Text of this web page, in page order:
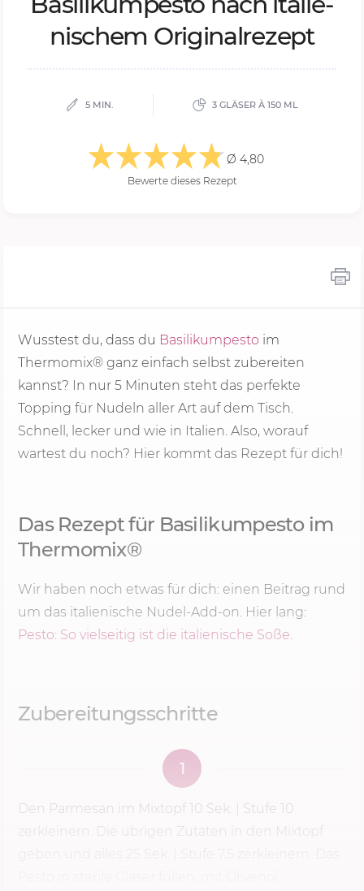
ni­schem Ori­gi­nal­re­zept
5 MIN. 3 GLÄSER À 150 ML
Ø 4,80
Bewerte dieses Rezept
Wusstest du, dass du Basilikumpesto im
Thermomix® ganz einfach selbst zubereiten
kannst? In nur 5 Minuten steht das perfekte
Topping für Nudeln aller Art auf dem Tisch.
Schnell, lecker und wie in Italien. Also, worauf
wartest du noch? Hier kommt das Rezept für dich!
Das Rezept für Basilikumpesto im
Thermomix®
Wir haben noch etwas für dich: einen Beitrag rund
um das italienische Nudel-Add-on. Hier lang:
Pesto: So vielseitig ist die italienische Soße.
Zubereitungsschritte
1
Den Parmesan im Mixtopf 10 Sek. | Stufe 10
zerkleinern. Die übrigen Zutaten in den Mixtopf